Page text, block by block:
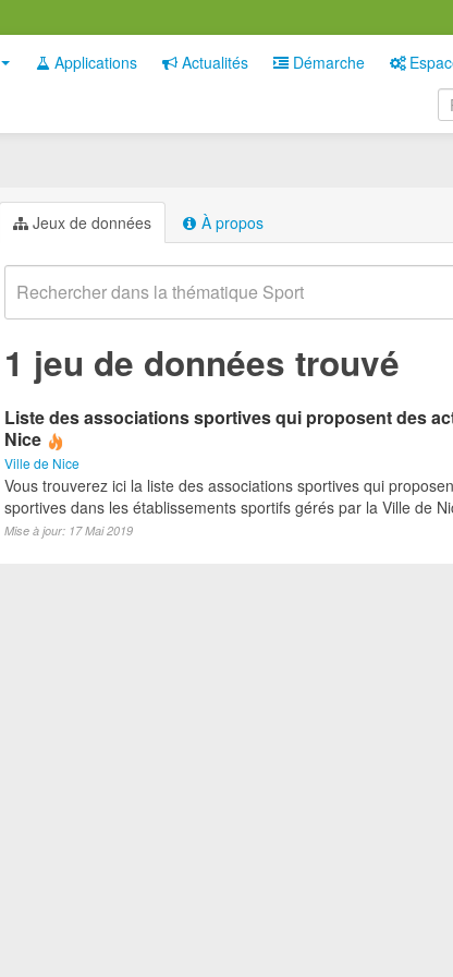
Applications Actualités Démarche
Jeux de données À propos
1 jeu de données trouvé
Liste des associations sportives qui proposent des
Nice
Ville de Nice
Vous trouverez ici la liste des associations sportives qui
sportives dans les établissements sportifs gérés par la Ville de
Mise à jour: 17 Mai 2019